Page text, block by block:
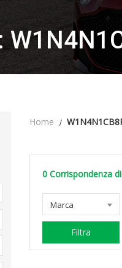
Home
0 Corrispondenza
Marca
Filtra